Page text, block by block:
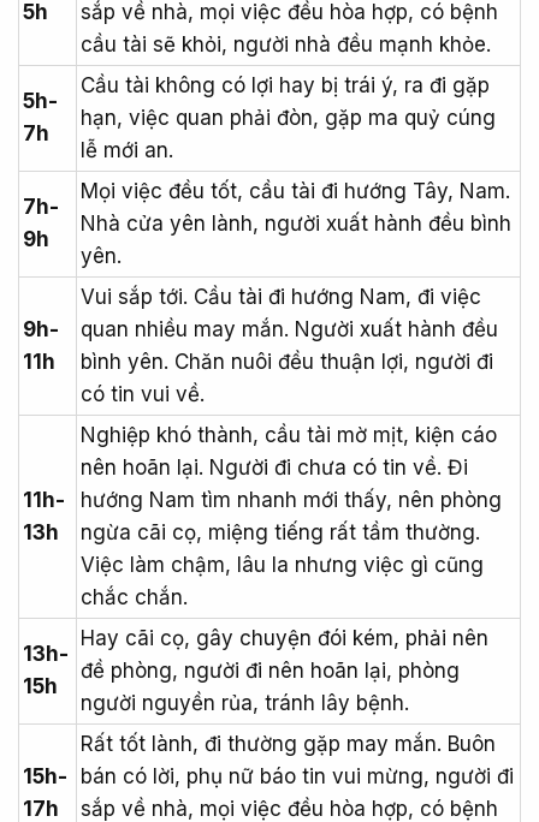
5h
sắp về nhà, mọi việc đều hòa hợp, có bệnh
cầu tài sẽ khỏi, người nhà đều mạnh khỏe.
5h-
7h
Cầu tài không có lợi hay bị trái ý, ra đi gặp
hạn, việc quan phải đòn, gặp ma quỷ cúng
lễ mới an.
7h-
9h
Mọi việc đều tốt, cầu tài đi hướng Tây, Nam.
Nhà cửa yên lành, người xuất hành đều bình
yên.
9h-
11h
Vui sắp tới. Cầu tài đi hướng Nam, đi việc
quan nhiều may mắn. Người xuất hành đều
bình yên. Chăn nuôi đều thuận lợi, người đi
có tin vui về.
11h-
13h
Nghiệp khó thành, cầu tài mờ mịt, kiện cáo
nên hoãn lại. Người đi chưa có tin về. Đi
hướng Nam tìm nhanh mới thấy, nên phòng
ngừa cãi cọ, miệng tiếng rất tầm thường.
Việc làm chậm, lâu la nhưng việc gì cũng
chắc chắn.
13h-
15h
Hay cãi cọ, gây chuyện đói kém, phải nên
đề phòng, người đi nên hoãn lại, phòng
người nguyền rủa, tránh lây bệnh.
15h-
17h
Rất tốt lành, đi thường gặp may mắn. Buôn
bán có lời, phụ nữ báo tin vui mừng, người đi
sắp về nhà, mọi việc đều hòa hợp, có bệnh